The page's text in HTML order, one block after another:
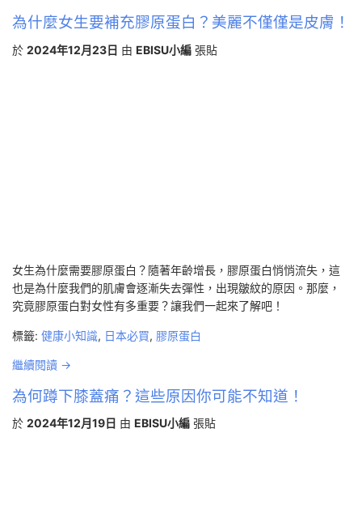
為什麼女生要補充膠原蛋白？美麗不僅僅是皮膚！
於 2024年12月23日 由 EBISU小編 張貼
女生為什麼需要膠原蛋白？隨著年齡增長，膠原蛋白悄悄流失，這
也是為什麼我們的肌膚會逐漸失去彈性，出現皺紋的原因。那麼，
究竟膠原蛋白對女性有多重要？讓我們一起來了解吧！
標籤: 健康小知識, 日本必買, 膠原蛋白
繼續閱讀 →
為何蹲下膝蓋痛？這些原因你可能不知道！
於 2024年12月19日 由 EBISU小編 張貼